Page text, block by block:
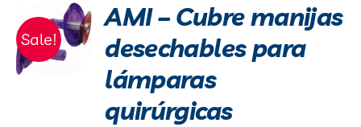
Sale!
AMI – Cubre manijas
desechables para
lámparas
quirúrgicas